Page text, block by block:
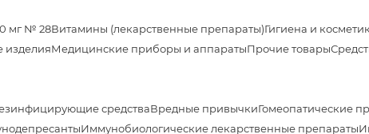
мг № 28Витамины (лекарственные препараты)Гигиена и
изделияМедицинские приборы и аппаратыПрочие товары
средстваВредные привычкиГомеопатические
Иммунобиологические лекарственные препараты